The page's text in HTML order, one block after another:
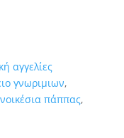
αγγελίες
γνωριμιων,
πάππας,